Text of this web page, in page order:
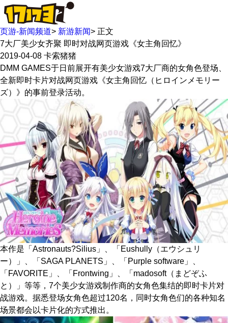
页游-新闻频道> 新游新闻> 正文
7大厂美少女齐聚 即时对战网页游戏《女主角回忆》
2019-04-08 卡索猪猪
DMM GAMES于日前展开有美少女游戏7大厂商的女角色登场、
全新即时卡片对战网页游戏《女主角回忆（ヒロインメモリー
ズ）》的事前登录活动。
本作是「Astronauts?Silius」、「Eushully（エウシュリ
ー）」、「SAGA PLANETS」、「Purple software」、
「FAVORITE」、「Frontwing」、「madosoft（まどぞふ
と）」等等，7个美少女游戏制作商的女角色集结的即时卡片对
战游戏。据悉登场女角色超过120名，同时女角色们的各种知名
场景都会以卡片化的方式推出。